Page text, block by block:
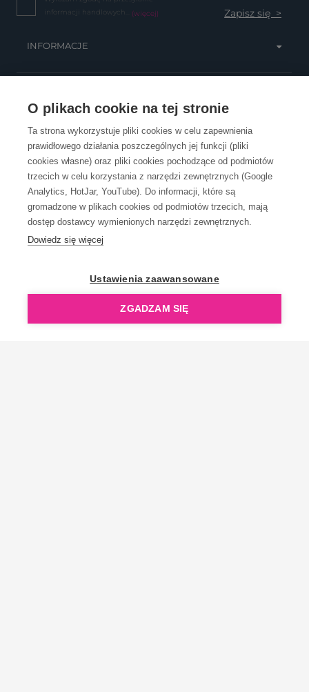
O plikach cookie na tej stronie
Ta strona wykorzystuje pliki cookies w celu zapewnienia
prawidłowego działania poszczególnych jej funkcji (pliki
cookies własne) oraz pliki cookies pochodzące od podmiotów
trzecich w celu korzystania z narzędzi zewnętrznych (Google
Analytics, HotJar, YouTube). Do informacji, które są
gromadzone w plikach cookies od podmiotów trzecich, mają
dostęp dostawcy wymienionych narzędzi zewnętrznych.
Dowiedz się więcej
Ustawienia zaawansowane
ZGADZAM SIĘ
informacji handlowych... (więcej)
INFORMACJE
OBSŁUGA KLIENTA
KONTAKT
OpenGift jest częścią ReflectGroup.